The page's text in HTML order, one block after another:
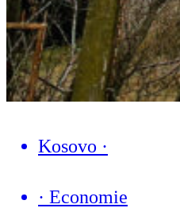
Kosovo ·
· Economie